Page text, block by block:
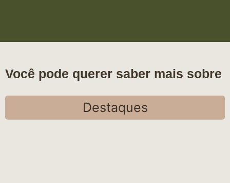
Você pode querer saber mais sobre
Destaques